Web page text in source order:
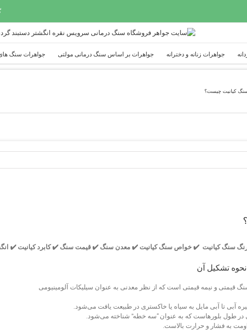
جواهرات زنانه و دخترانه جواهرات بر اساس سنگ درمانی مولتی جواهرات سنگ
کیانیت چیست؟
سنگ کیانیت ✔️ خواص سنگ کیانیت ✔️ معدن سنگ ✔️ قیمت سنگ ✔️ کابرد کیانیت ✔️
تشکیل آن
آبی تا آبی مایل به سیاه یا خاکستری در طبیعت یافت می‌شود.
در طول بلورهاست که به عنوان “سه خطه” شناخته می‌شود.
به فشار و حرارت بالاست.